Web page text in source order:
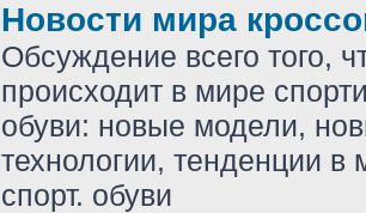
Новости мира
Обсуждение всего того,
происходит в мире
обуви: новые модели,
технологии, тенденции в
спорт. обуви